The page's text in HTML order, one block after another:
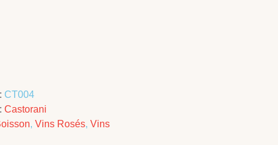
CT004
Castorani
, Vins Rosés, Vins